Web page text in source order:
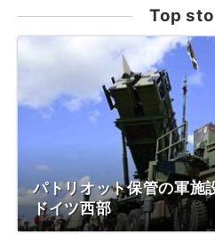
Top
パトリオット保管の軍施
ドイツ西部